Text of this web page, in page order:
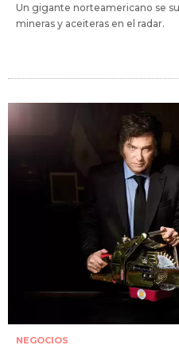
Un gigante norteamericano se
mineras y aceiteras en el radar.
NEGOCIOS